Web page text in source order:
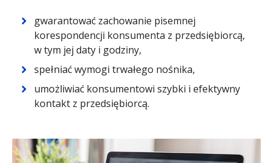
gwarantować zachowanie pisemnej
korespondencji konsumenta z przedsiębiorcą,
w tym jej daty i godziny,
spełniać wymogi trwałego nośnika,
umożliwiać konsumentowi szybki i efektywny
kontakt z przedsiębiorcą.